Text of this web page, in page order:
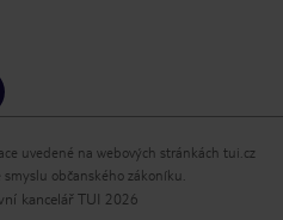
uvedené na webových stránkách tui.cz
občanského zákoníku.
kancelář TUI 2026